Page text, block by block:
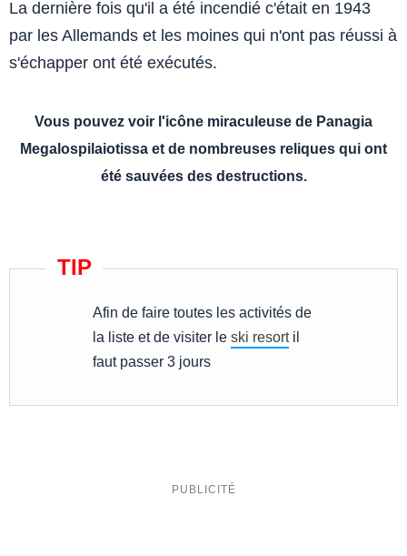
La dernière fois qu'il a été incendié c'était en 1943
par les Allemands et les moines qui n'ont pas réussi à
s'échapper ont été exécutés.
Vous pouvez voir l'icône miraculeuse de Panagia
Megalospilaiotissa et de nombreuses reliques qui ont
été sauvées des destructions.
Afin de faire toutes les activités de
la liste et de visiter le ski resortil
faut passer 3 jours